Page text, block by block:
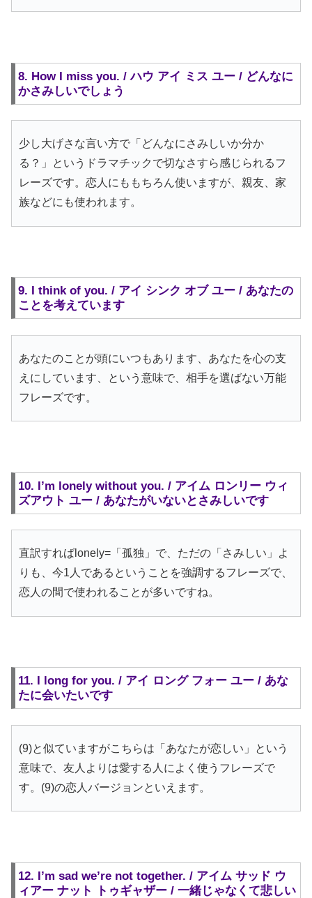
8. How I miss you. / ハウ アイ ミス ユー / どんなに
かさみしいでしょう
少し大げさな言い方で「どんなにさみしいか分か
る？」というドラマチックで切なさすら感じられるフ
レーズです。恋人にももちろん使いますが、親友、家
族などにも使われます。
9. I think of you. / アイ シンク オブ ユー / あなたの
ことを考えています
あなたのことが頭にいつもあります、あなたを心の支
えにしています、という意味で、相手を選ばない万能
フレーズです。
10. I’m lonely without you. / アイム ロンリー ウィ
ズアウト ユー / あなたがいないとさみしいです
直訳すればlonely=「孤独」で、ただの「さみしい」よ
りも、今1人であるということを強調するフレーズで、
恋人の間で使われることが多いですね。
11. I long for you. / アイ ロング フォー ユー / あな
たに会いたいです
(9)と似ていますがこちらは「あなたが恋しい」という
意味で、友人よりは愛する人によく使うフレーズで
す。(9)の恋人バージョンといえます。
12. I’m sad we’re not together. / アイム サッド ウ
ィアー ナット トゥギャザー / 一緒じゃなくて悲しい